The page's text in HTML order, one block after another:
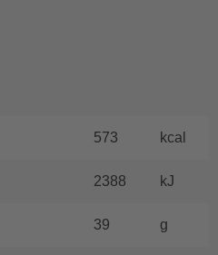
573 kcal
2388 kJ
39 g